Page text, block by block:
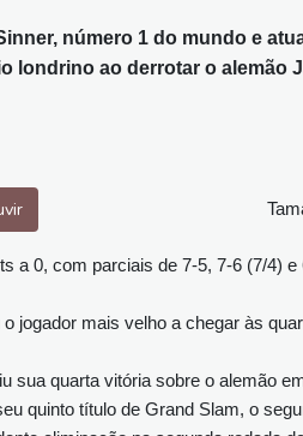
número 1 do mundo e
londrino ao derrotar o alemão
a 0, com parciais de 7-5, 7-6 (7/4)
jogador mais velho a chegar às
sua quarta vitória sobre o alemão
quinto título de Grand Slam, o